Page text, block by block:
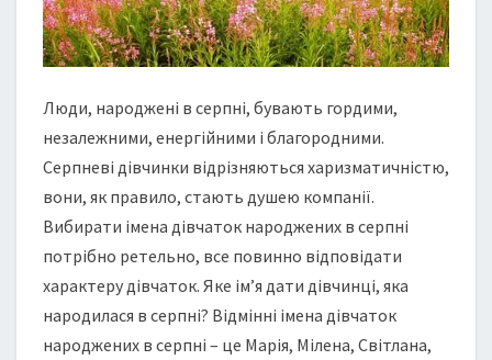
А
Р
О
Д
Ж
Е
Н
И
С
Е
Р
П
Люди, народжені в серпні, бувають гордими,
незалежними, енергійними і благородними.
Серпневі дівчинки відрізняються харизматичністю,
вони, як правило, стають душею компанії.
Вибирати імена дівчаток народжених в серпні
потрібно ретельно, все повинно відповідати
характеру дівчаток. Яке ім’я дати дівчинці, яка
народилася в серпні? Відмінні імена дівчаток
народжених в серпні – це Марія, Мілена, Світлана,